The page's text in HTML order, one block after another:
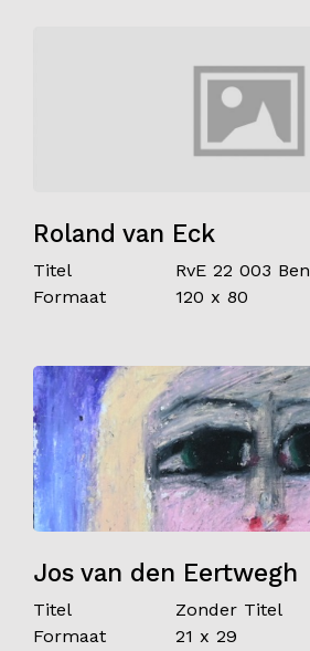
Roland van Eck
Titel
RvE 22 003 Ben
Formaat
120 x 80
Jos van den Eertwegh
Titel
Zonder Titel
Formaat
21 x 29